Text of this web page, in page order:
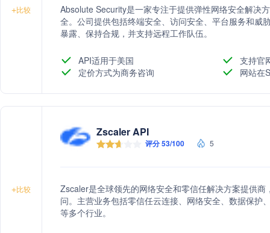
+比较
Absolute Security是一家专注于提供弹性网络安全解决
全。公司提供包括终端安全、访问安全、平台服务和威
暴露、保持合规，并支持远程工作队伍。
API适用于美国
支持官
定价方式为商务咨询
网站在
+比较
Zscaler API
评分 53/100 5
Zscaler是全球领先的网络安全和零信任解决方案提供
问。主营业务包括零信任云连接、网络安全、数据保护
等多个行业。